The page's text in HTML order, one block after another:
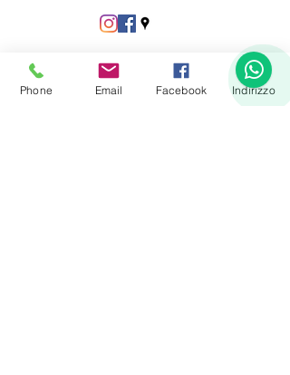
Phone Email Facebook Indirizzo
1